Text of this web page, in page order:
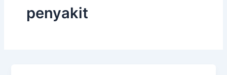
penyakit